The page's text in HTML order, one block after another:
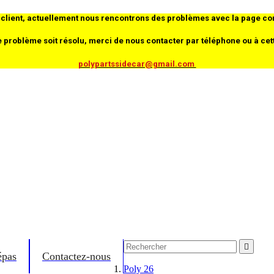
actuellement nous rencontrons des problèmes avec la page
problème soit résolu, merci de nous contacter par téléphone ou à
polypartssidecar@gmail.com
Contactez-nous

Poly 26